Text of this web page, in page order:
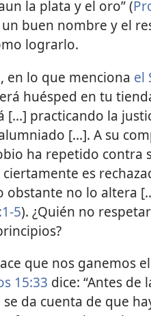
la plata y el oro” (
buen nombre y el
lograrlo.
en lo que menciona el
huésped en tu
[...] practicando la
[...]. A su
ha repetido contra
es
obstante no lo altera
5). ¿Quién no
que nos ganemos
15:33 dice: “Antes de
da cuenta de que